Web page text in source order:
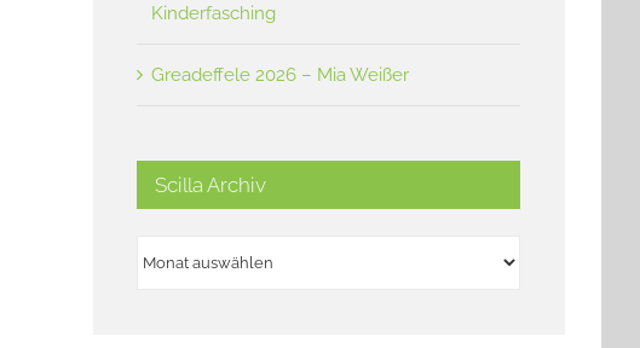
Kinderfasching
Greadeffele 2026 – Mia Weißer
Scilla Archiv
Scilla